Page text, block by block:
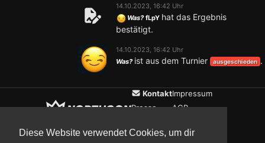
Diese Website verwendet Cookies, um dir
14.10.2023, 16:42 Uhr
Was?fLpY hat das Ergebnis
bestätigt.
14.10.2023, 16:42 Uhr
Was? ist aus dem Turnier ausgeschieden .
Kontakt
Presse
Impressum
AGB